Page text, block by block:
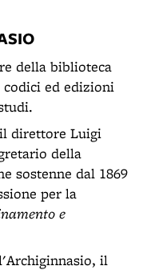
della biblioteca
ed edizioni
direttore Luigi
della
sostenne dal 1869
per la
e
il